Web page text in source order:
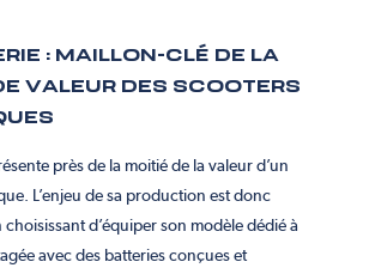
: MAILLON-CLÉ DE LA
VALEUR DES SCOOTERS
près de la moitié de la valeur d’un
L’enjeu de sa production est donc
d’équiper son modèle dédié à
avec des batteries conçues et